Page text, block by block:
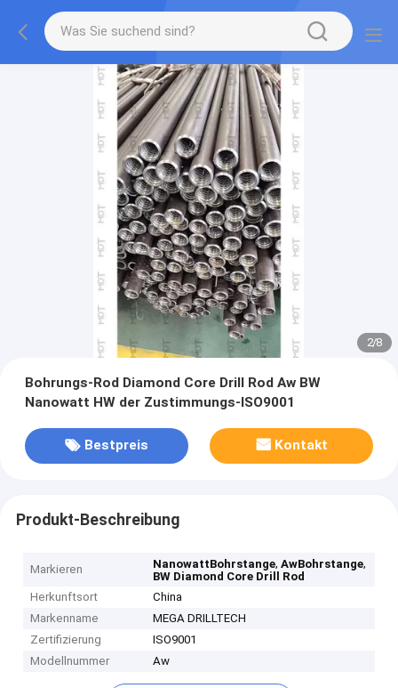
2/8
Bohrungs-Rod Diamond Core Drill Rod Aw BW
Nanowatt HW der Zustimmungs-ISO9001
Bestpreis Kontakt
Produkt-Beschreibung
Markieren NanowattBohrstange,AwBohrstange,
BW Diamond Core Drill Rod
Herkunftsort
China
Markenname
MEGA DRILLTECH
Zertifizierung
ISO9001
Modellnummer
Aw